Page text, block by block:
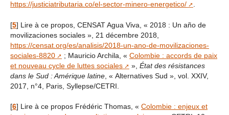
https://justiciatributaria.co/el-sector-minero-energetico/
.
[5]
Lire à ce propos, CENSAT Agua Viva, « 2018 : Un año de
movilizaciones sociales », 21 décembre 2018,
https://censat.org/es/analisis/2018-un-ano-de-movilizaciones-
sociales-8820
; Mauricio Archila, « Colombie : accords de paix
et nouveau cycle de luttes sociales
», État des résistances
dans le Sud : Amérique latine , « Alternatives Sud », vol. XXIV,
2017, n°4, Paris, Syllepse/CETRI.
[6] Lire à ce propos Frédéric Thomas, « Colombie : enjeux et